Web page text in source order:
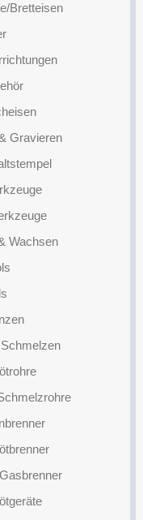
Bretteisen
Gravieren
Wachsen